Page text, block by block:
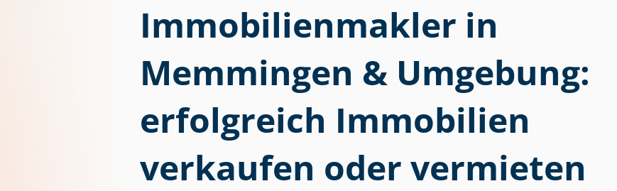
Im­mo­bi­li­en­mak­ler in
Memmingen & Umgebung:
erfolgreich Immobilien
verkaufen oder vermieten